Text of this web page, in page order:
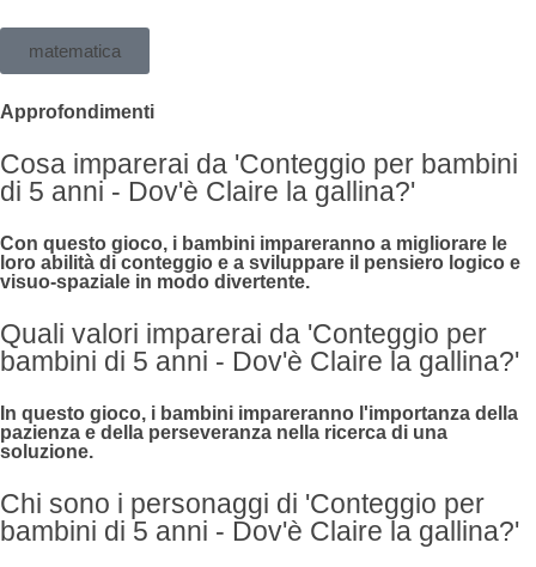
matematica
Approfondimenti
Cosa imparerai da 'Conteggio per bambini
di 5 anni - Dov'è Claire la gallina?'
Con questo gioco, i bambini impareranno a migliorare le
loro abilità di conteggio e a sviluppare il pensiero logico e
visuo-spaziale in modo divertente.
Quali valori imparerai da 'Conteggio per
bambini di 5 anni - Dov'è Claire la gallina?'
In questo gioco, i bambini impareranno l'importanza della
pazienza e della perseveranza nella ricerca di una
soluzione.
Chi sono i personaggi di 'Conteggio per
bambini di 5 anni - Dov'è Claire la gallina?'